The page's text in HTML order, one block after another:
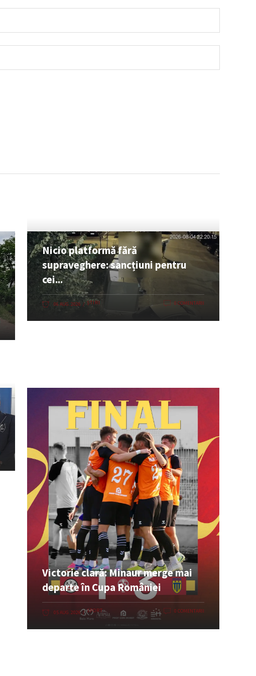
Nicio platformă fără
supraveghere: sancțiuni pentru
cei...
06 AUG. 2026 ȘTIRI 0 COMENTARII
Victorie clară: Minaur merge mai
departe în Cupa României
05 AUG. 2026 SPORT 0 COMENTARII